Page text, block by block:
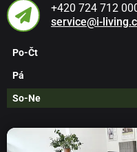
+420 724 712
service@i-
Po-Čt
Pá
So-Ne